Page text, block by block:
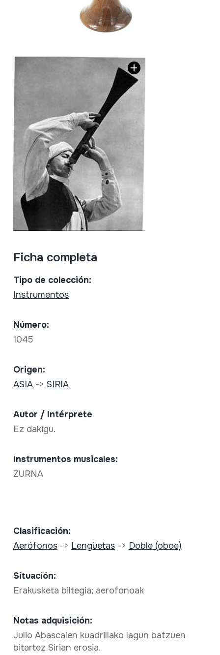
Ficha completa
Tipo de colección:
Instrumentos
Número:
1045
Origen:
ASIA-> SIRIA
Autor / Intérprete
Ez dakigu.
Instrumentos musicales:
ZURNA
Clasificación:
Aerófonos-> Lengüetas-> Doble (oboe)
Situación:
Erakusketa biltegia; aerofonoak
Notas adquisición:
Julio Abascalen kuadrillako lagun batzuen
bitartez Sirian erosia.